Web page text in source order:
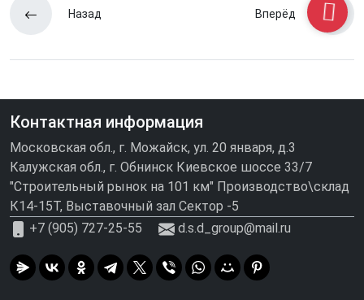
Назад Вперёд
Контактная информация
Московская обл., г. Можайск, ул. 20 января, д.3
Калужская обл., г. Обнинск Киевское шоссе 33/7
"Строительный рынок на 101 км" Производство\склад
К14-15Т, Выставочный зал Сектор -5
+7 (905) 727-25-55
d.s.d_group@mail.ru